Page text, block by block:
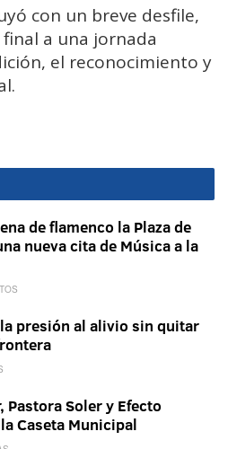
con un breve desfile,
a una jornada
el reconocimiento y
de flamenco la Plaza de
nueva cita de Música a la
presión al alivio sin quitar
Pastora Soler y Efecto
Caseta Municipal